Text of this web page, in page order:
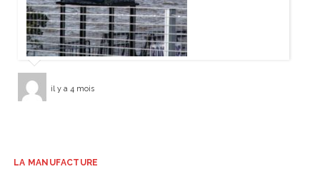
il y a 4 mois
LA MANUFACTURE